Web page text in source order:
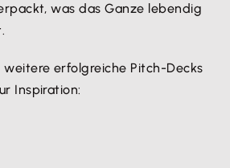
was das Ganze lebendig
weitere erfolgreiche Pitch-Decks
Inspiration: